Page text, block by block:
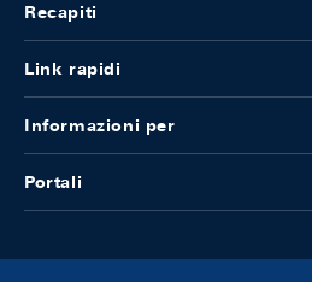
Recapiti
Link rapidi
Informazioni per
Portali